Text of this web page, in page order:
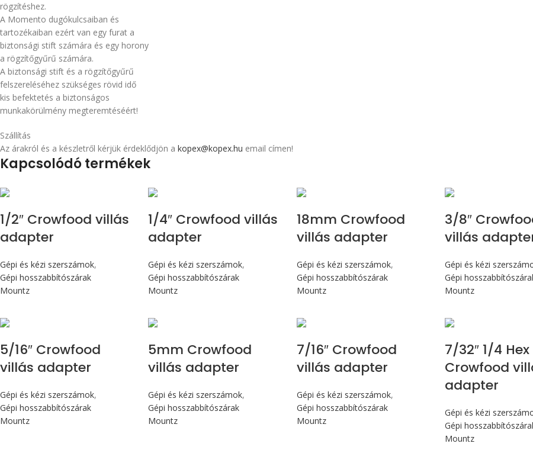
rögzítéshez.
A Momento dugókulcsaiban és
tartozékaiban ezért van egy furat a
biztonsági stift számára és egy horony
a rögzítőgyűrű számára.
A biztonsági stift és a rögzítőgyűrű
felszereléséhez szükséges rövid idő
kis befektetés a biztonságos
munkakörülmény megteremtéséért!
Szállítás
Az árakról és a készletről kérjük érdeklődjön a kopex@kopex.hu email címen!
Kapcsolódó termékek
1/2″ Crowfood villás
adapter
Gépi és kézi szerszámok,
Gépi hosszabbítószárak
Mountz
1/4″ Crowfood villás
adapter
Gépi és kézi szerszámok,
Gépi hosszabbítószárak
Mountz
18mm Crowfood
villás adapter
Gépi és kézi szerszámok,
Gépi hosszabbítószárak
Mountz
3/8″
villás
Gépi és kézi
Gépi
Mountz
5/16″ Crowfood
villás adapter
Gépi és kézi szerszámok,
Gépi hosszabbítószárak
Mountz
5mm Crowfood
villás adapter
Gépi és kézi szerszámok,
Gépi hosszabbítószárak
Mountz
7/16″ Crowfood
villás adapter
Gépi és kézi szerszámok,
Gépi hosszabbítószárak
Mountz
7/32″ 1/4 Hex
Crowfood
adapter
Gépi és kézi
Gépi
Mountz